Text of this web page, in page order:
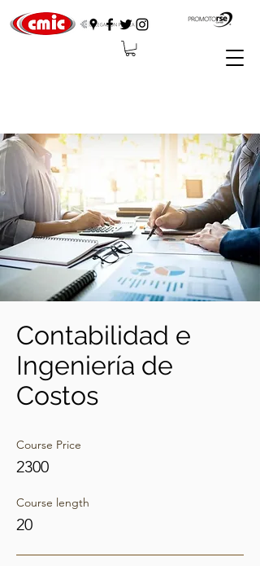
Contabilidad e
Ingeniería de
Costos
Course Price
2300
Course length
20